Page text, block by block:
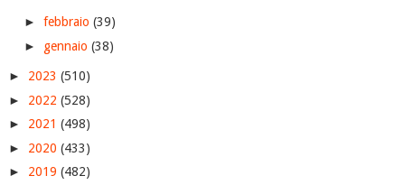
► febbraio (39)
► gennaio (38)
► 2023 (510)
► 2022 (528)
► 2021 (498)
► 2020 (433)
► 2019 (482)